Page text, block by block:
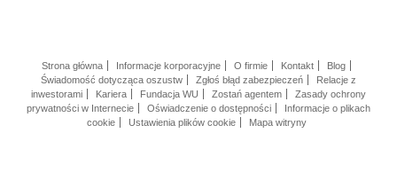
Strona główna Informacje korporacyjne O firmie Kontakt
Blog
Świadomość dotycząca oszustw
Zgłoś błąd zabezpieczeń
Relacje z
inwestorami
Kariera Fundacja WU Zostań agentem
Zasady ochrony
prywatności w Internecie
Oświadczenie o dostępności
Informacje o plikach
cookie
Ustawienia plików cookie Mapa witryny